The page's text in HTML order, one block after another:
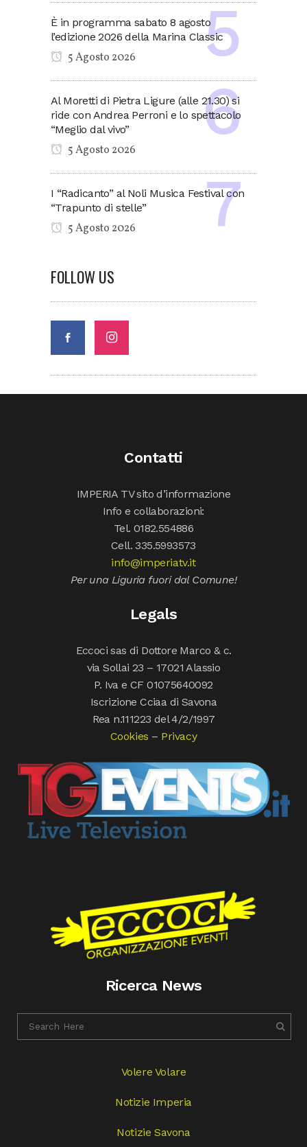
È in programma sabato 8 agosto
l’edizione 2026 della Marina Classic
5 Agosto 2026
Al Moretti di Pietra Ligure (alle 21.30) si
ride con Andrea Perroni e lo spettacolo
“Meglio dal vivo”
5 Agosto 2026
I “Radicanto” al Noli Musica Festival con
“Trapunto di stelle”
5 Agosto 2026
FOLLOW US
Contatti
IMPERIA TV sito d’informazione
Info e collaborazioni:
Tel. 0182.554886
Cell. 335.5993573
info@imperiatv.it
Per una Liguria fuori dal Comune!
Legals
Eccoci sas di Dottore Marco & c.
via Sollai 23 – 17021 Alassio
P. Iva e CF 01075640092
Iscrizione Cciaa di Savona
Rea n.111223 del 4/2/1997
Cookies – Privacy
Ricerca News
Volere Volare
Notizie Imperia
Notizie Savona